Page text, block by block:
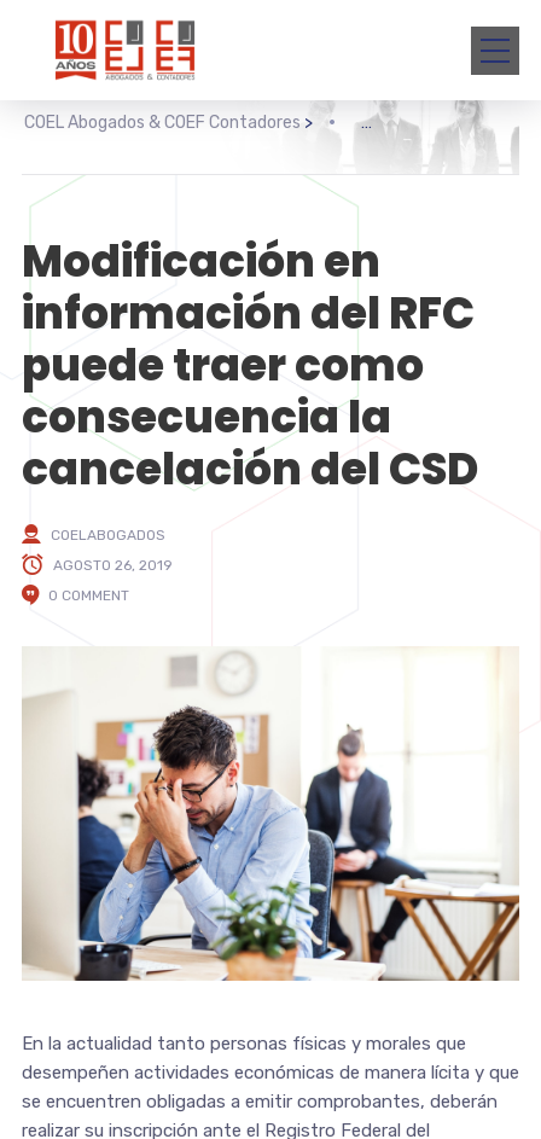
COEL Abogados & COEF Contadores >
Modificación en
información del RFC
puede traer como
consecuencia la
cancelación del CSD
COELABOGADOS
AGOSTO 26, 2019
0 COMMENT
En la actualidad tanto personas físicas y morales que
desempeñen actividades económicas de manera lícita y que
se encuentren obligadas a emitir comprobantes, deberán
realizar su inscripción ante el Registro Federal del